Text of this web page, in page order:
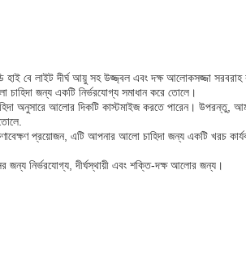
বে লাইট দীর্ঘ আয়ু সহ উজ্জ্বল এবং দক্ষ আলোকসজ্জা সরবরাহ
জন্য একটি নির্ভরযোগ্য সমাধান করে তোলে।
অনুসারে আলোর দিকটি কাস্টমাইজ করতে পারেন। উপরন্তু,
প্রয়োজন, এটি আপনার আলো চাহিদা জন্য একটি খরচ
জন্য নির্ভরযোগ্য, দীর্ঘস্থায়ী এবং শক্তি-দক্ষ আলোর জন্য।